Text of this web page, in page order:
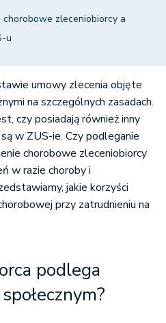
zleceniobiorcy a
u
umowy zlecenia objęte
na szczególnych zasadach.
czy posiadają również inny
w ZUS-ie. Czy podleganie
chorobowe zleceniobiorcy
w razie choroby i
jakie korzyści
przy zatrudnieniu na
podlega